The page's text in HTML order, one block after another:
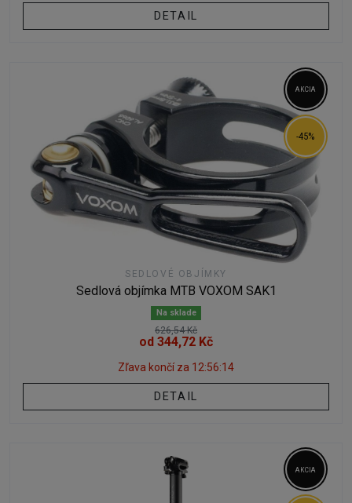
DETAIL
AKCIA
-45%
SEDLOVÉ OBJÍMKY
Sedlová objímka MTB VOXOM SAK1
Na sklade
626,54 Kč
od 344,72 Kč
Zľava končí za 12:56:12
DETAIL
AKCIA